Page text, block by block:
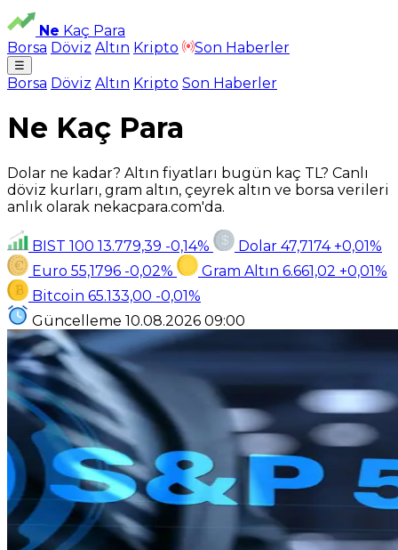
Ne Kaç Para
Borsa Döviz Altın Kripto Son Haberler
☰
Borsa Döviz Altın Kripto Son Haberler
Ne Kaç Para
Dolar ne kadar? Altın fiyatları bugün kaç TL? Canlı
döviz kurları, gram altın, çeyrek altın ve borsa verileri
anlık olarak nekacpara.com'da.
BIST 100 13.779,39 -0,14% Dolar 47,7174 +0,01%
Euro 55,1796 -0,02% Gram Altın 6.661,02 +0,01%
Bitcoin 65.133,00 -0,01%
Güncelleme 10.08.2026 09:00